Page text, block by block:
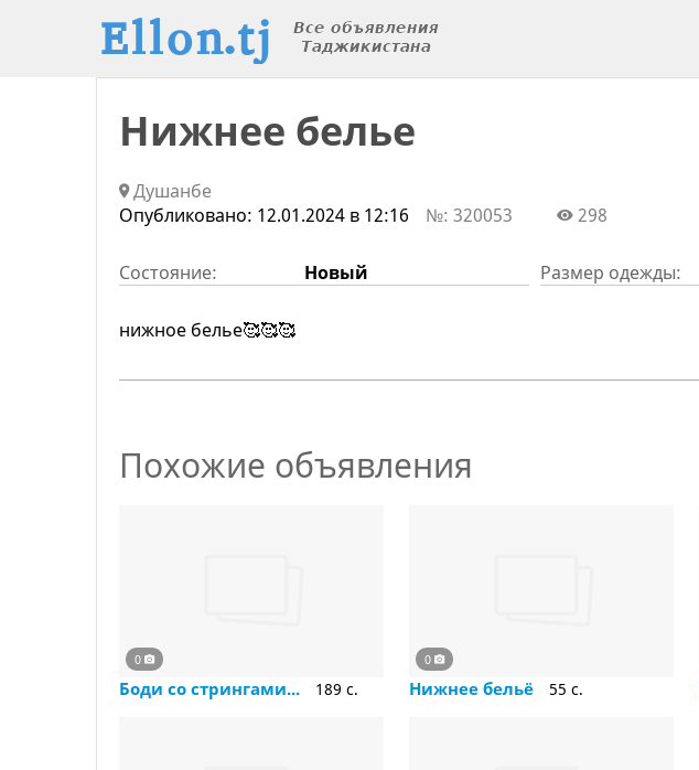
Нижнее белье
Душанбе
Опубликовано: 12.01.2024 в 12:16 №: 320053 298
Состояние: Новый Размер одежды:
нижное белье🥰🥰🥰
Похожие объявления
0
Боди со стрингами... 189 c.
0
Нижнее бельё 55 c.